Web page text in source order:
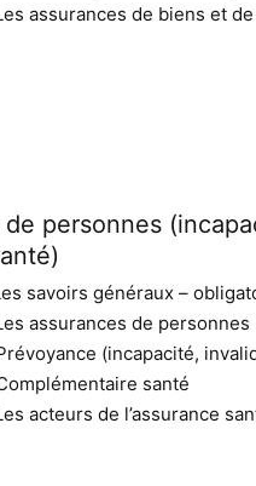
assurances de biens et
de personnes
savoirs généraux –
assurances de personnes
(incapacité,
santé
acteurs de l’assurance